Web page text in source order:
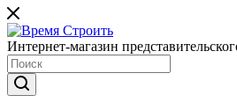
Интернет-магазин